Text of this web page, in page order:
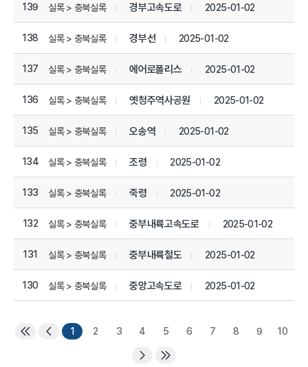
139 실록 > 충북실록 경부고속도로 2025-01-02
138 실록 > 충북실록 경부선 2025-01-02
137 실록 > 충북실록 에어로폴리스 2025-01-02
136 실록 > 충북실록 옛청주역사공원 2025-01-02
135 실록 > 충북실록 오송역 2025-01-02
134 실록 > 충북실록 조령 2025-01-02
133 실록 > 충북실록 죽령 2025-01-02
132 실록 > 충북실록 중부내륙고속도로 2025-01-02
131 실록 > 충북실록 중부내륙철도 2025-01-02
130 실록 > 충북실록 중앙고속도로 2025-01-02
1 2 3 4 5 6 7 8 9 10